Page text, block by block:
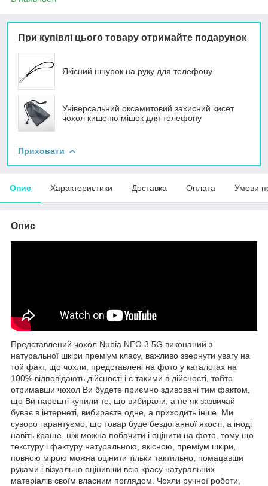
При купівлі цього товару отримайте подарунок
Якісний шнурок на руку для телефону
Універсальний оксамитовий захисний кисет
чохол кишеню мішок для телефону
Приховати
Опис Характеристики Доставка Оплата Умови
Опис
Представлений чохол Nubia NEO 3 5G виконаний з
натуральної шкіри преміум класу, важливо звернути увагу на
той факт, що чохли, представлені на фото у каталогах на
100% відповідають дійсності і є такими в дійсності, тобто
отримавши чохол Ви будете приємно здивовані тим фактом,
що Ви нарешті купили те, що вибирали, а не як зазвичай
буває в інтернеті, вибираєте одне, а приходить інше. Ми
суворо гарантуємо, що товар буде бездоганної якості, а іноді
навіть краще, ніж можна побачити і оцінити на фото, тому що
текстуру і фактуру натуральною, якісною, преміум шкіри,
повною мірою можна оцінити тільки тактильно, помацавши
руками і візуально оцінивши всю красу натуральних
матеріалів своїм власним поглядом. Чохли ручної роботи,